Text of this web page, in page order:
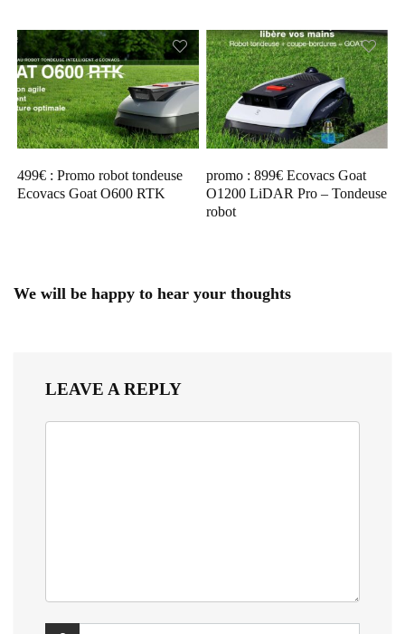
499€ : Promo robot tondeuse
Ecovacs Goat O600 RTK
promo : 899€ Ecovacs Goat
O1200 LiDAR Pro – Tondeuse
robot
We will be happy to hear your thoughts
LEAVE A REPLY